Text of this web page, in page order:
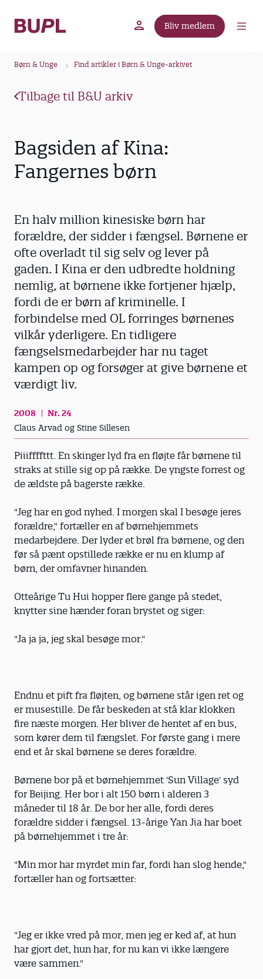
Bliv medlem
Børn & Unge Find artikler i Børn & Unge-arkivet
Tilbage til B&U arkiv
Bagsiden af Kina:
Fangernes børn
En halv million kinesiske børn har
forældre, der sidder i fængsel. Børnene er
ofte overladt til sig selv og lever på
gaden. I Kina er den udbredte holdning
nemlig, at børnene ikke fortjener hjælp,
fordi de er børn af kriminelle. I
forbindelse med OL forringes børnenes
vilkår yderligere. En tidligere
fængselsmedarbejder har nu taget
kampen op og forsøger at give børnene et
værdigt liv.
2008
Nr. 24
Claus Arvad og Stine Sillesen
Piiiffffttt. En skinger lyd fra en fløjte får børnene til
straks at stille sig op på række. De yngste forrest og
de ældste på bagerste række.
"Jeg har en god nyhed. I morgen skal I besøge jeres
forældre," fortæller en af børnehjemmets
medarbejdere. Der lyder et brøl fra børnene, og den
før så pænt opstillede række er nu en klump af
børn, der omfavner hinanden.
Otteårige Tu Hui hopper flere gange på stedet,
knytter sine hænder foran brystet og siger:
"Ja ja ja, jeg skal besøge mor."
Endnu et pift fra fløjten, og børnene står igen ret og
er musestille. De får beskeden at stå klar klokken
fire næste morgen. Her bliver de hentet af en bus,
som kører dem til fængslet. For første gang i mere
end et år skal børnene se deres forældre.
Børnene bor på et børnehjemmet 'Sun Village' syd
for Beijing. Her bor i alt 150 børn i alderen 3
måneder til 18 år. De bor her alle, fordi deres
forældre sidder i fængsel. 13-årige Yan Jia har boet
på børnehjemmet i tre år:
"Min mor har myrdet min far, fordi han slog hende,"
fortæller han og fortsætter:
"Jeg er ikke vred på mor, men jeg er ked af, at hun
har gjort det, hun har, for nu kan vi ikke længere
være sammen."